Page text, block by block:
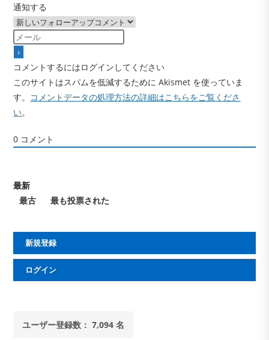
通知する
コメントするにはログインしてください
このサイトはスパムを低減するために Akismet を使っていま
す。 コメントデータの処理方法の詳細はこちらをご覧くださ
い。
0 コメント
最新
最古
最も投票された
新規登録
ログイン
ユーザー登録数： 7,094 名